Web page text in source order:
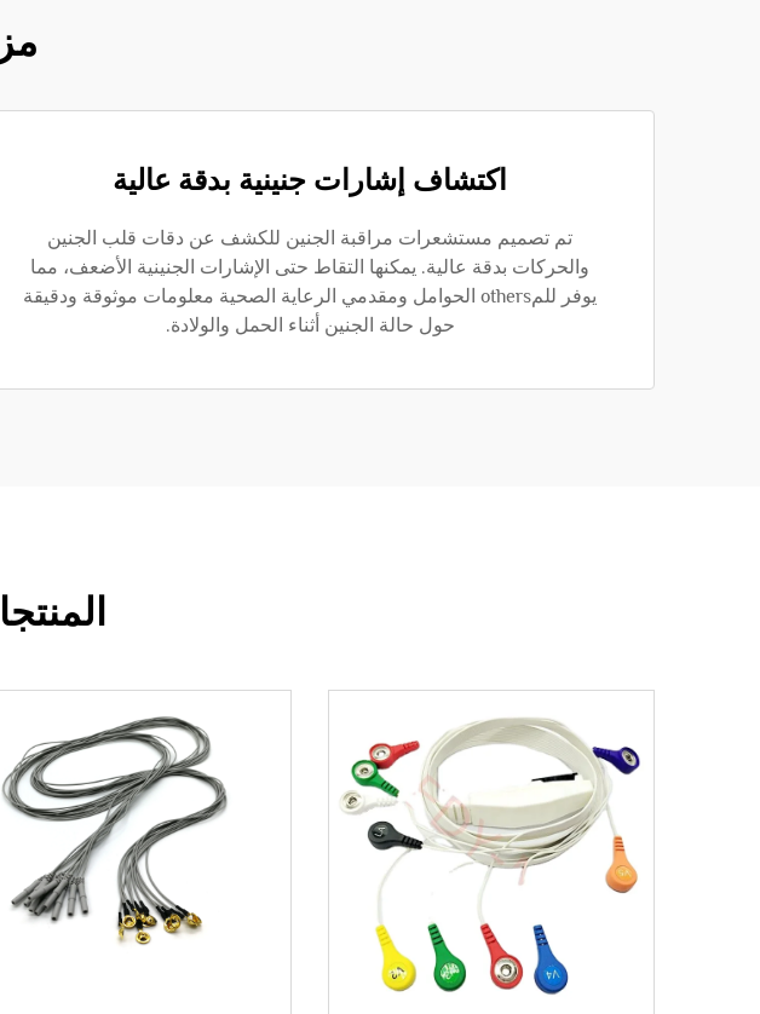
اكتشاف إشارات جنينية بدقة عالية
تم تصميم مستشعرات مراقبة الجنين للكشف عن دقات قلب الجنين
والحركات بدقة عالية. يمكنها التقاط حتى الإشارات الجنينية الأضعف، مما
يوفر للمothers الحوامل ومقدمي الرعاية الصحية معلومات موثوقة ودقيقة
حول حالة الجنين أثناء الحمل والولادة.